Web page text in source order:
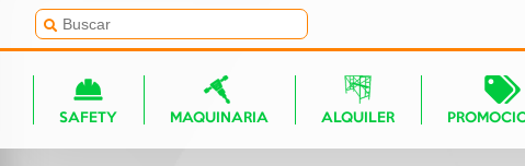
SAFETY MAQUINARIA ALQUILER